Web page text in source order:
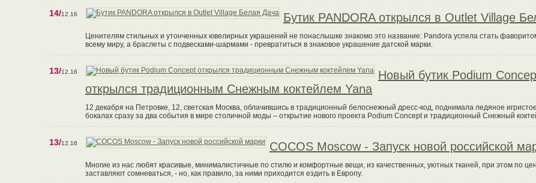
14/12.16 Бутик PANDORA открылся в Outlet Village
Ценителям стильных и утонченных ювелирных украшений не понаслышке знакомо это название: Pandora успела стать
всему миру, а браслеты с подвесками-шармами - превратиться в знаковое украшение датской марки.
13/12.16
Новый бутик Podium
открылся традиционным Снежным коктейлем Yana
12 декабря на Петровке, 12, светская Москва, облачившись в традиционный белоснежный дресс-код, поднимала ледяное
бокалах сразу за два события в мире столичной моды – открытие нового проекта Podium Concept и традиционный Снежный
13/12.16 COCOS Moscow - Запуск новой российской
Многие из нас любят красивые, минималистичные по стилю и комфортные вещи, из качественных, уютных тканей, при этом по
заставляют сомневаться, - но, как правило, за ними приходится ездить в Европу.